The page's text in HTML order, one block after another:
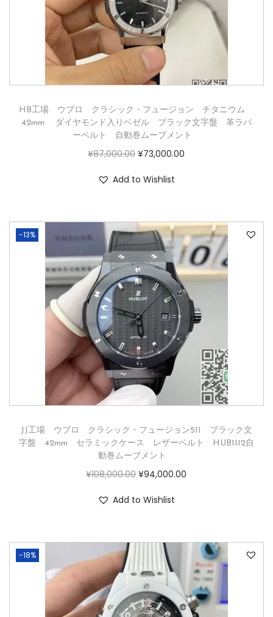
HB工場 ウブロ クラシック・フュージョン チタニウム
42mm ダイヤモンド入りベゼル ブラック文字盤 革ラバ
ーベルト 自動巻ムーブメント
¥87,000.00 ¥73,000.00
Add to Wishlist
-13%
JJ工場 ウブロ クラシック・フュージョン511 ブラック文
字盤 42mm セラミックケース レザーベルト HUB1112自
動巻ムーブメント
¥108,000.00 ¥94,000.00
Add to Wishlist
-18%